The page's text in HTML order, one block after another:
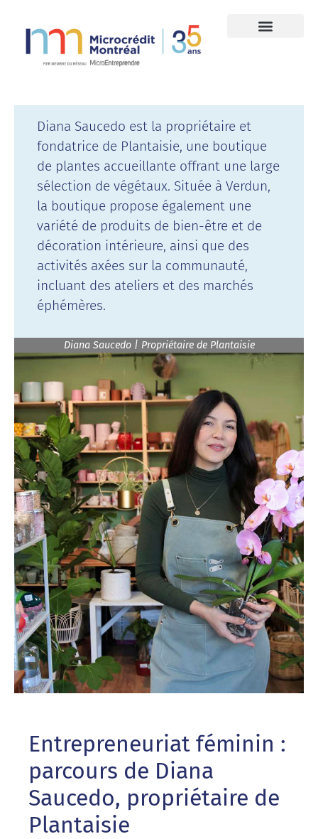
Diana Saucedo est la propriétaire et
fondatrice de Plantaisie, une boutique
de plantes accueillante offrant une large
sélection de végétaux. Située à Verdun,
la boutique propose également une
variété de produits de bien-être et de
décoration intérieure, ainsi que des
activités axées sur la communauté,
incluant des ateliers et des marchés
éphémères.
Diana Saucedo | Propriétaire de Plantaisie
Entrepreneuriat féminin :
parcours de Diana
Saucedo, propriétaire de
Plantaisie